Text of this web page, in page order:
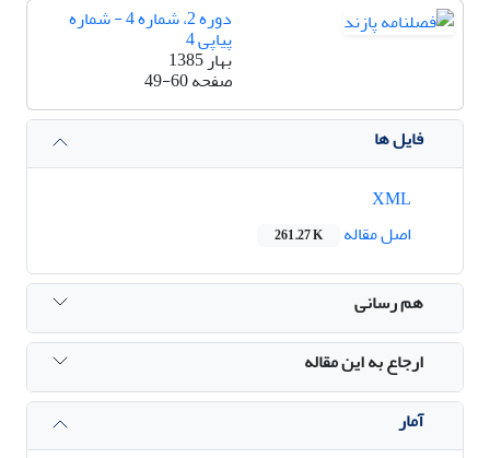
دوره 2، شماره 4 - شماره
پیاپی 4
بهار 1385
صفحه49-60
فایل ها
اصل مقاله
261.27 K
هم رسانی
ارجاع به این مقاله
آمار